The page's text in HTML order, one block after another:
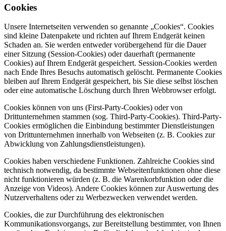
Cookies
Unsere Internetseiten verwenden so genannte „Cookies“. Cookies
sind kleine Datenpakete und richten auf Ihrem Endgerät keinen
Schaden an. Sie werden entweder vorübergehend für die Dauer
einer Sitzung (Session-Cookies) oder dauerhaft (permanente
Cookies) auf Ihrem Endgerät gespeichert. Session-Cookies werden
nach Ende Ihres Besuchs automatisch gelöscht. Permanente Cookies
bleiben auf Ihrem Endgerät gespeichert, bis Sie diese selbst löschen
oder eine automatische Löschung durch Ihren Webbrowser erfolgt.
Cookies können von uns (First-Party-Cookies) oder von
Drittunternehmen stammen (sog. Third-Party-Cookies). Third-Party-
Cookies ermöglichen die Einbindung bestimmter Dienstleistungen
von Drittunternehmen innerhalb von Webseiten (z. B. Cookies zur
Abwicklung von Zahlungsdienstleistungen).
Cookies haben verschiedene Funktionen. Zahlreiche Cookies sind
technisch notwendig, da bestimmte Webseitenfunktionen ohne diese
nicht funktionieren würden (z. B. die Warenkorbfunktion oder die
Anzeige von Videos). Andere Cookies können zur Auswertung des
Nutzerverhaltens oder zu Werbezwecken verwendet werden.
Cookies, die zur Durchführung des elektronischen
Kommunikationsvorgangs, zur Bereitstellung bestimmter, von Ihnen